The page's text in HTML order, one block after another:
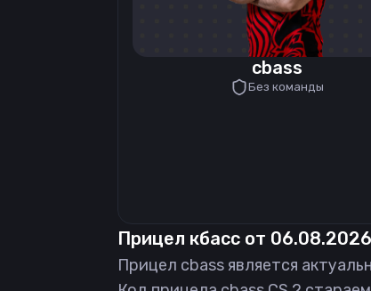
cbass
Без команды
Прицел кбасс от 06.08.2026
Прицел cbass является